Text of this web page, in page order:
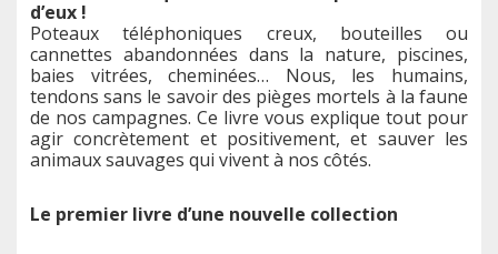
d’eux !
Poteaux téléphoniques creux, bouteilles ou
cannettes abandonnées dans la nature, piscines,
baies vitrées, cheminées… Nous, les humains,
tendons sans le savoir des pièges mortels à la faune
de nos campagnes. Ce livre vous explique tout pour
agir concrètement et positivement, et sauver les
animaux sauvages qui vivent à nos côtés.
Le premier livre d’une nouvelle collection